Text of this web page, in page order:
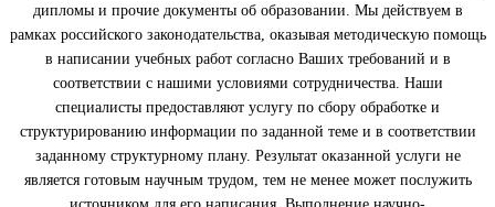
дипломы и прочие документы об образовании. Мы действуем в
рамках российского законодательства, оказывая методическую помощь
в написании учебных работ согласно Ваших требований и в
соответствии с нашими условиями сотрудничества. Наши
специалисты предоставляют услугу по сбору обработке и
структурированию информации по заданной теме и в соответствии
заданному структурному плану. Результат оказанной услуги не
является готовым научным трудом, тем не менее может послужить